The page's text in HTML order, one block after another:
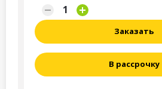
Заказать
В рассрочку